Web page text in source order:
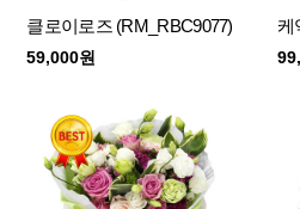
클로이로즈 (RM_RBC9077)
59,000원
케